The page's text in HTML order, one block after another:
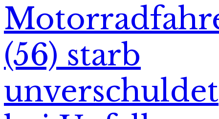
(56) starb
unverschuldet